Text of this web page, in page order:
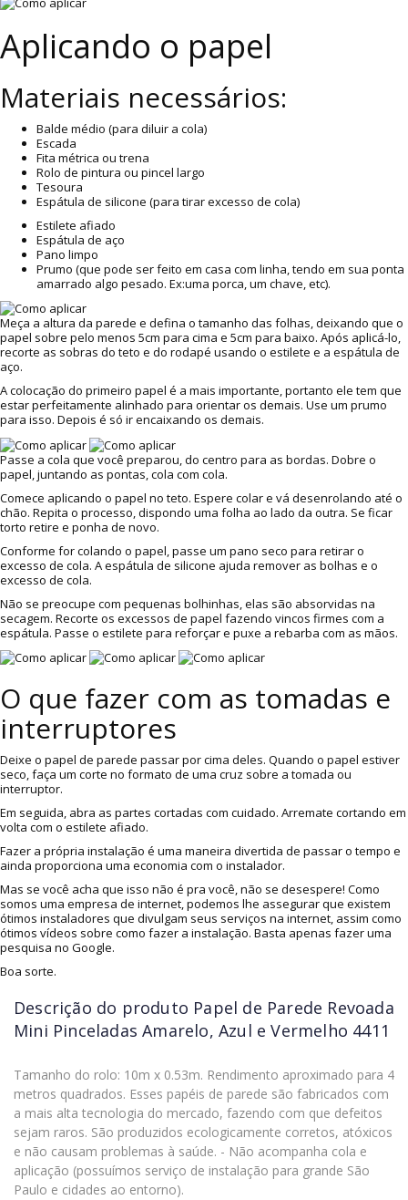
Aplicando o papel
Materiais necessários:
Balde médio (para diluir a cola)
Escada
Fita métrica ou trena
Rolo de pintura ou pincel largo
Tesoura
Espátula de silicone (para tirar excesso de cola)
Estilete afiado
Espátula de aço
Pano limpo
Prumo (que pode ser feito em casa com linha, tendo em sua ponta
amarrado algo pesado. Ex:uma porca, um chave, etc).
Meça a altura da parede e defina o tamanho das folhas, deixando que o
papel sobre pelo menos 5cm para cima e 5cm para baixo. Após aplicá-lo,
recorte as sobras do teto e do rodapé usando o estilete e a espátula de
aço.
A colocação do primeiro papel é a mais importante, portanto ele tem que
estar perfeitamente alinhado para orientar os demais. Use um prumo
para isso. Depois é só ir encaixando os demais.
Passe a cola que você preparou, do centro para as bordas. Dobre o
papel, juntando as pontas, cola com cola.
Comece aplicando o papel no teto. Espere colar e vá desenrolando até o
chão. Repita o processo, dispondo uma folha ao lado da outra. Se ficar
torto retire e ponha de novo.
Conforme for colando o papel, passe um pano seco para retirar o
excesso de cola. A espátula de silicone ajuda remover as bolhas e o
excesso de cola.
Não se preocupe com pequenas bolhinhas, elas são absorvidas na
secagem. Recorte os excessos de papel fazendo vincos firmes com a
espátula. Passe o estilete para reforçar e puxe a rebarba com as mãos.
O que fazer com as tomadas e
interruptores
Deixe o papel de parede passar por cima deles. Quando o papel estiver
seco, faça um corte no formato de uma cruz sobre a tomada ou
interruptor.
Em seguida, abra as partes cortadas com cuidado. Arremate cortando em
volta com o estilete afiado.
Fazer a própria instalação é uma maneira divertida de passar o tempo e
ainda proporciona uma economia com o instalador.
Mas se você acha que isso não é pra você, não se desespere! Como
somos uma empresa de internet, podemos lhe assegurar que existem
ótimos instaladores que divulgam seus serviços na internet, assim como
ótimos vídeos sobre como fazer a instalação. Basta apenas fazer uma
pesquisa no Google.
Boa sorte.
Descrição do produto Papel de Parede Revoada
Mini Pinceladas Amarelo, Azul e Vermelho 4411
Tamanho do rolo: 10m x 0.53m. Rendimento aproximado para 4
metros quadrados. Esses papéis de parede são fabricados com
a mais alta tecnologia do mercado, fazendo com que defeitos
sejam raros. São produzidos ecologicamente corretos, atóxicos
e não causam problemas à saúde. - Não acompanha cola e
aplicação (possuímos serviço de instalação para grande São
Paulo e cidades ao entorno).